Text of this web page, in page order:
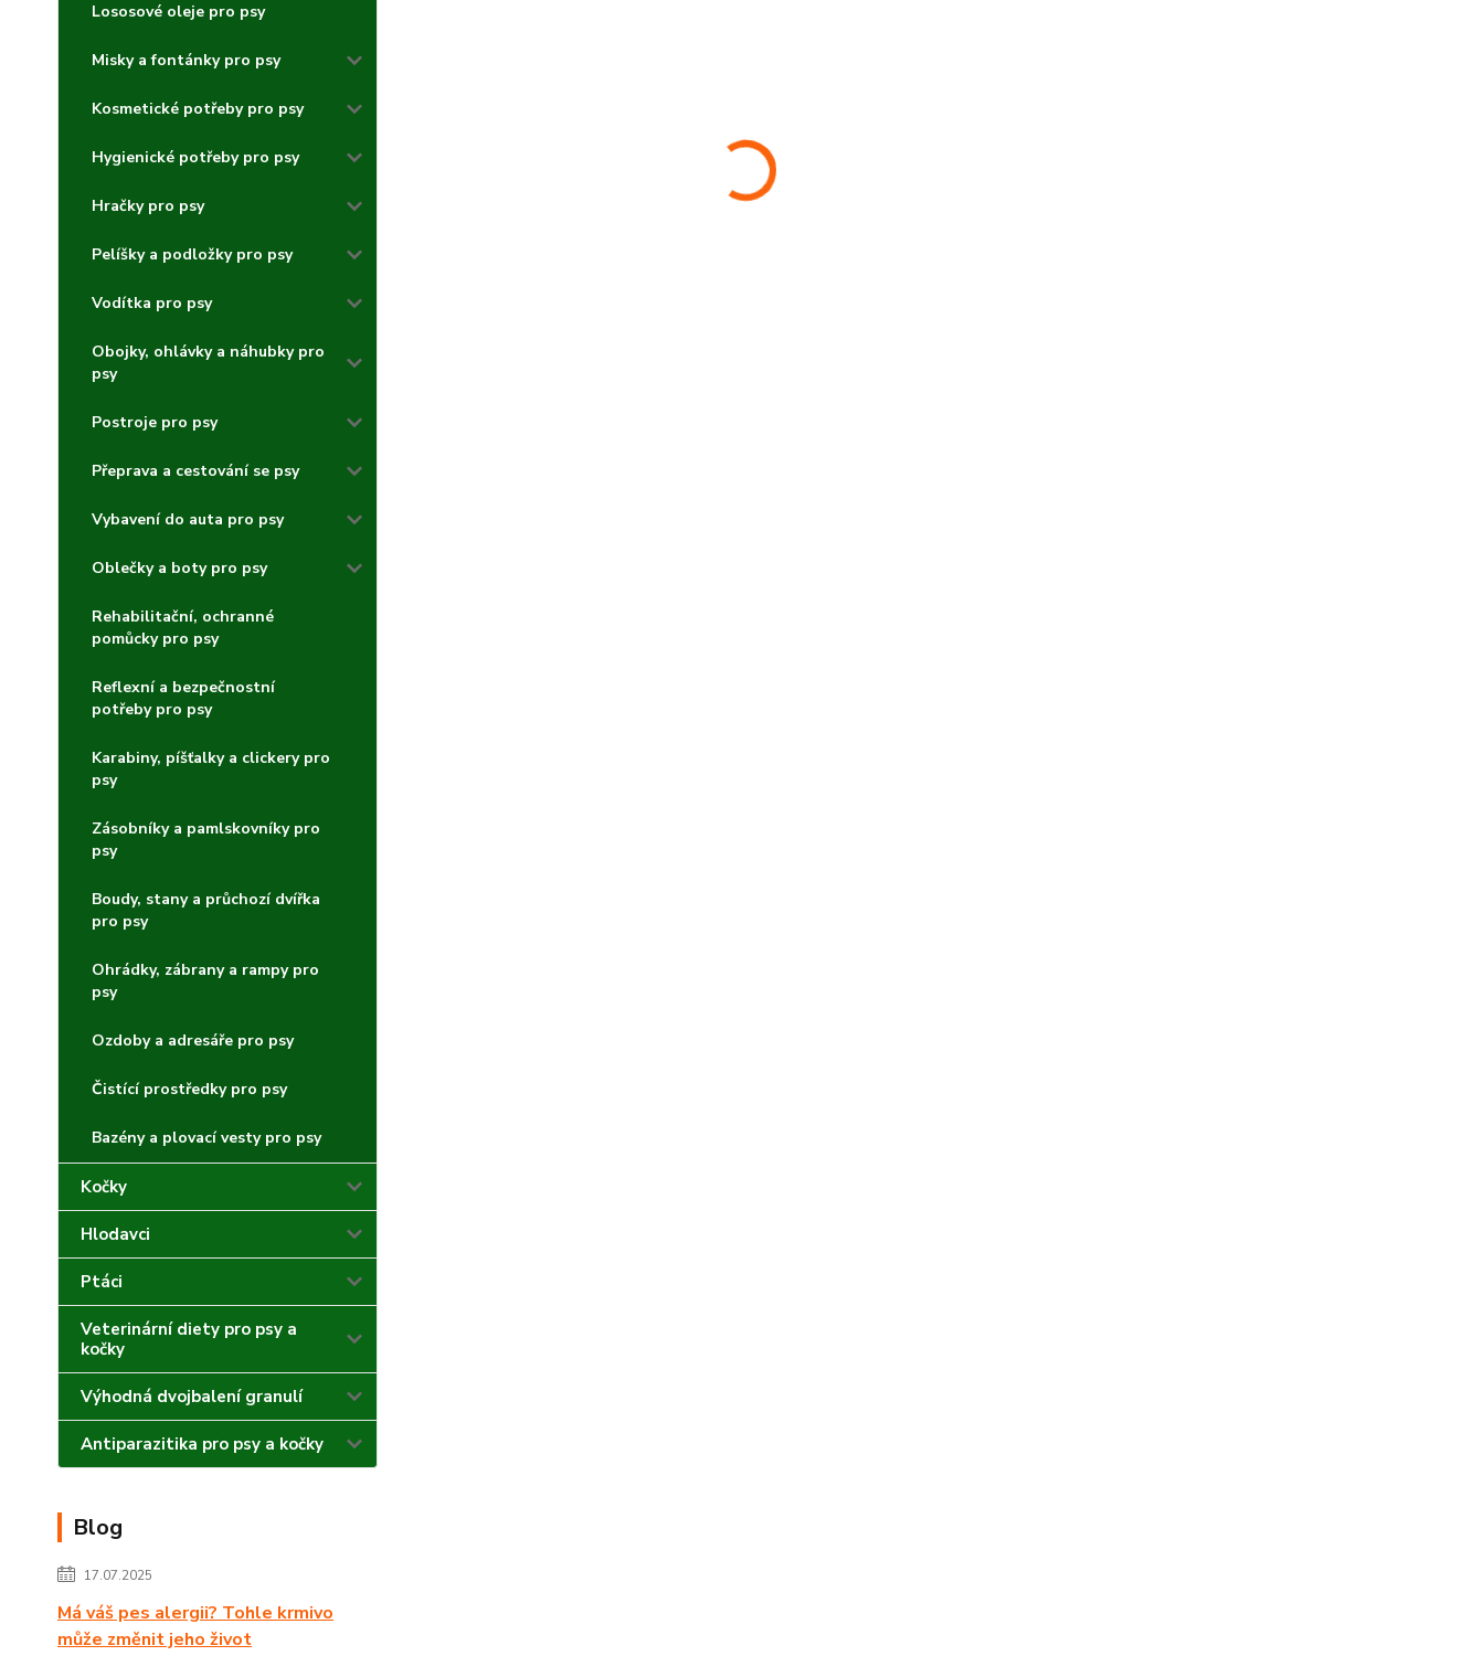
Lososové oleje pro psy
Misky a fontánky pro psy
Kosmetické potřeby pro psy
Hygienické potřeby pro psy
Hračky pro psy
Pelíšky a podložky pro psy
Vodítka pro psy
Obojky, ohlávky a náhubky pro
psy
Postroje pro psy
Přeprava a cestování se psy
Vybavení do auta pro psy
Oblečky a boty pro psy
Rehabilitační, ochranné
pomůcky pro psy
Reflexní a bezpečnostní
potřeby pro psy
Karabiny, píšťalky a clickery pro
psy
Zásobníky a pamlskovníky pro
psy
Boudy, stany a průchozí dvířka
pro psy
Ohrádky, zábrany a rampy pro
psy
Ozdoby a adresáře pro psy
Čistící prostředky pro psy
Bazény a plovací vesty pro psy
Kočky
Hlodavci
Ptáci
Veterinární diety pro psy a
kočky
Výhodná dvojbalení granulí
Antiparazitika pro psy a kočky
Blog
17.07.2025
Má váš pes alergii? Tohle krmivo
může změnit jeho život